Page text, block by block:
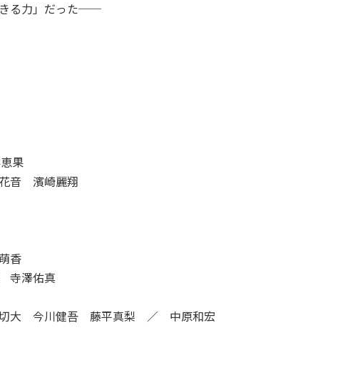
きる力」だった──
果
音 濱崎麗翔
香
寺澤佑真
大 今川健吾 藤平真梨 ／ 中原和宏